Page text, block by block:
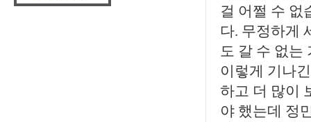
걸 어쩔 수 없
다. 무정하게
도 갈 수 없는
이렇게 기나
하고 더 많이
야 했는데 정